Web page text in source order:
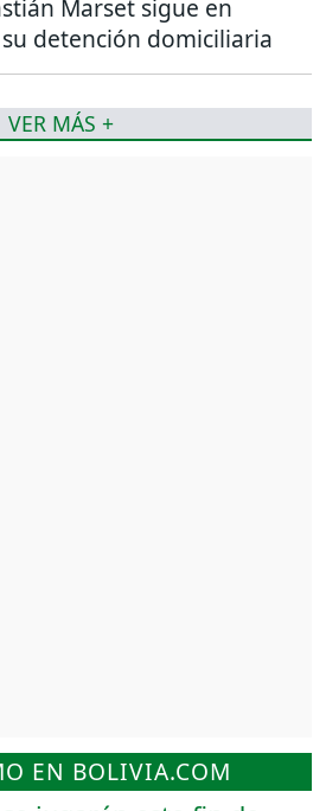
EN BOLIVIA.COM
Marset sigue en
detención domiciliaria
VER MÁS +